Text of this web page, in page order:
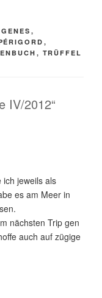
,
,
, TRÜFFEL
IV/2012“
ich jeweils als
es am Meer in
nächsten Trip gen
auch auf zügige